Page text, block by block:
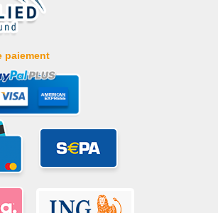
paiement